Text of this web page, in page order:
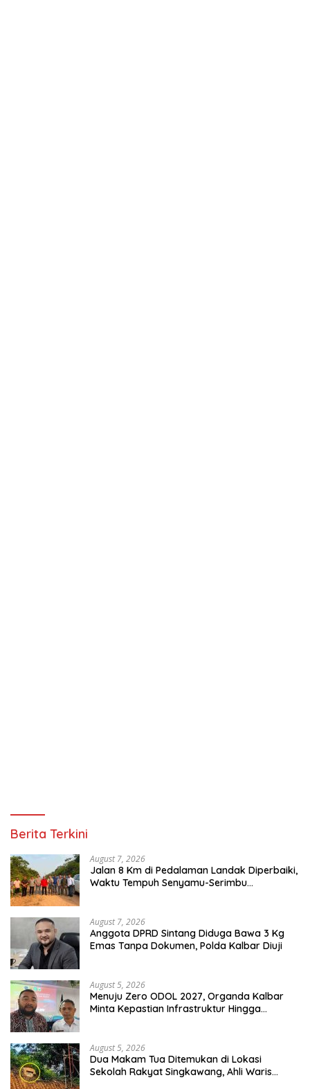
Berita Terkini
August 7, 2026
Jalan 8 Km di Pedalaman Landak Diperbaiki,
Waktu Tempuh Senyamu-Serimbu
August 7, 2026
Anggota DPRD Sintang Diduga Bawa 3 Kg
Emas Tanpa Dokumen, Polda Kalbar Diuji
August 5, 2026
Menuju Zero ODOL 2027, Organda Kalbar
Minta Kepastian Infrastruktur Hingga
August 5, 2026
Dua Makam Tua Ditemukan di Lokasi
Sekolah Rakyat Singkawang, Ahli Waris